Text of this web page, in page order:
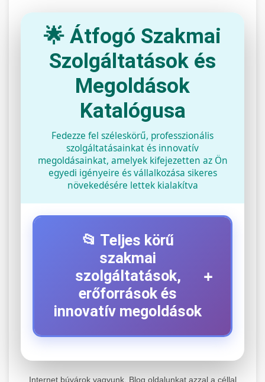
🌟 Átfogó Szakmai
Szolgáltatások és
Megoldások
Katalógusa
Fedezze fel széleskörű, professzionális
szolgáltatásainkat és innovatív
megoldásainkat, amelyek kifejezetten az Ön
egyedi igényeire és vállalkozása sikeres
növekedésére lettek kialakítva
📂 Teljes körű
szakmai
szolgáltatások,
erőforrások és
innovatív megoldások
+
+
Internet búvárok vagyunk. Blog oldalunkat azzal a céllal